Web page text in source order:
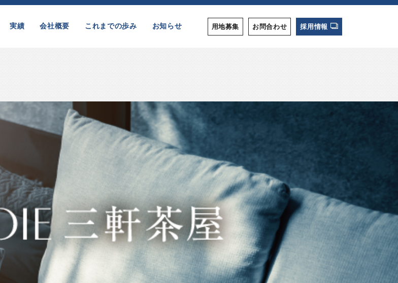
実績 会社概要 これまでの歩み お知らせ 用地募集 お問合わせ 採用情報